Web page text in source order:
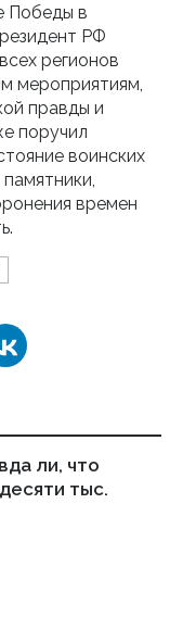
Победы в
РФ
регионов
мероприятиям,
правды и
поручил
воинских
времен
ли, что
тыс.